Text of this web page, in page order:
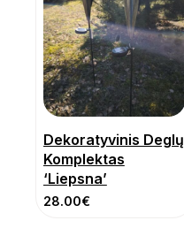
Dekoratyvinis Deglų
Komplektas
‘Liepsna’
28.00€